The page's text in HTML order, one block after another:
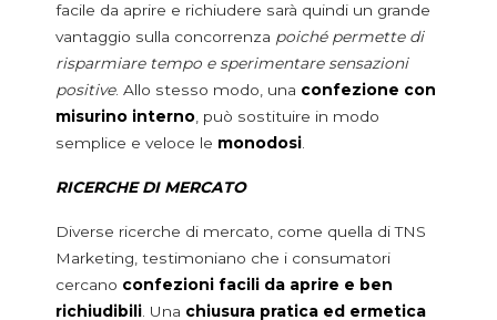
facile da aprire e richiudere sarà quindi un grande
vantaggio sulla concorrenza poiché permette di
risparmiare tempo e sperimentare sensazioni
positive. Allo stesso modo, una confezione con
misurino interno , può sostituire in modo
semplice e veloce le monodosi
RICERCHE DI MERCATO
Diverse ricerche di mercato, come quella di TNS
Marketing, testimoniano che i consumatori
cercano confezioni facili da aprire e ben
richiudibili . Una chiusura pratica ed ermetica